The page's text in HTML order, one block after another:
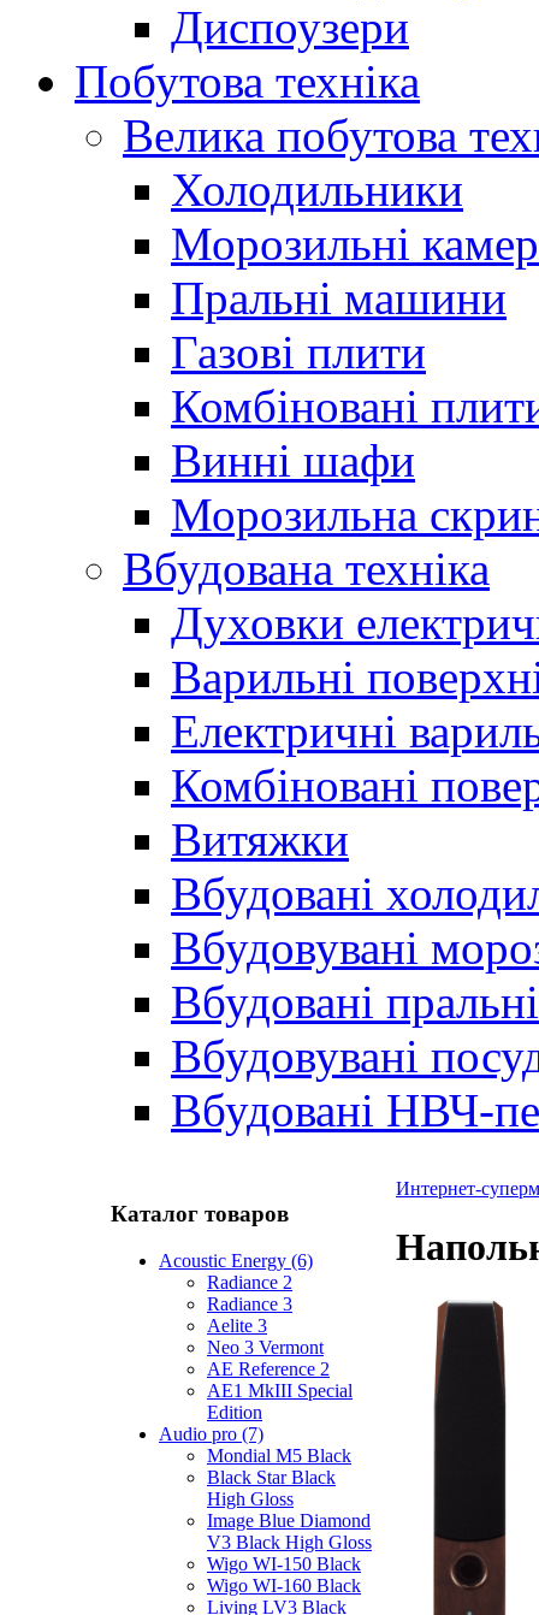
Диспоузери
Побутова техніка
Велика побутова
Холодильники
Морозильні
Пральні машини
Газові плити
Комбіновані
Винні шафи
Морозильна
Вбудована техніка
Духовки
Варильні
Електричні
Комбіновані
Витяжки
Вбудовані
Вбудовувані
Вбудовані
Вбудовувані
Вбудовані НВЧ-
Каталог товаров
Acoustic Energy (6)
Radiance 2
Radiance 3
Aelite 3
Neo 3 Vermont
AE Reference 2
AE1 MkIII Special
Edition
Audio pro (7)
Mondial M5 Black
Black Star Black
High Gloss
Image Blue Diamond
V3 Black High Gloss
Wigo WI-150 Black
Wigo WI-160 Black
Living LV3 Black
Интернет-